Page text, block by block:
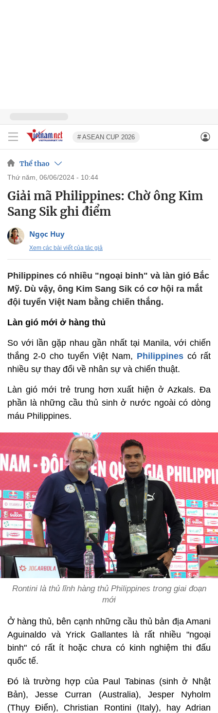
# ASEAN CUP 2026
Thể thao
thứ năm, 06/06/2024 - 10:44
Giải mã Philippines: Chờ ông Kim
Sang Sik ghi điểm
Ngọc Huy
Xem các bài viết của tác giả
Philippines có nhiều "ngoại binh" và làn gió Bắc
Mỹ. Dù vậy, ông Kim Sang Sik có cơ hội ra mắt
đội tuyển Việt Nam bằng chiến thắng.
Làn gió mới ở hàng thủ
So với lần gặp nhau gần nhất tại Manila, với chiến
thắng 2-0 cho tuyển Việt Nam, Philippines có rất
nhiều sự thay đổi về nhân sự và chiến thuật.
Làn gió mới trẻ trung hơn xuất hiện ở Azkals. Đa
phần là những cầu thủ sinh ở nước ngoài có dòng
máu Philippines.
Rontini là thủ lĩnh hàng thủ Philippines trong giai đoạn
mới
Ở hàng thủ, bên cạnh những cầu thủ bản địa Amani
Aguinaldo và Yrick Gallantes là rất nhiều "ngoại
binh" có rất ít hoặc chưa có kinh nghiệm thi đấu
quốc tế.
Đó là trường hợp của Paul Tabinas (sinh ở Nhật
Bản), Jesse Curran (Australia), Jesper Nyholm
(Thụy Điển), Christian Rontini (Italy), hay Adrian